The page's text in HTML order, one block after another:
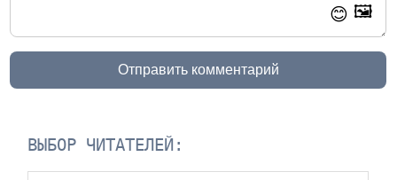
😊 🖼️
Отправить комментарий
ВЫБОР ЧИТАТЕЛЕЙ: